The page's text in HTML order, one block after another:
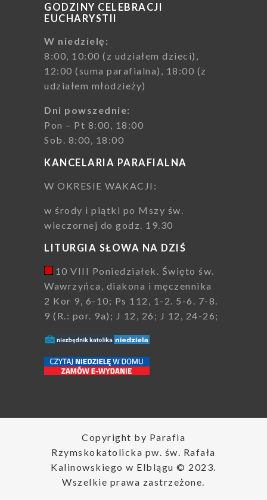
GODZINY CELEBRACJI
EUCHARYSTII
W niedzielę:
8:00, 10:00 (z udziałem dzieci),
12:00 (suma parafialna), 18:00 (z
udziałem młodzieży)
Dni powszednie:
Pon – Pt 8:00, 18:00
Sob. 8:00, 18:00
KANCELARIA PARAFIALNA
W OKRESIE WAKACJI:
w środy i piątki po Mszy św.
wieczornej do godz. 19.30
LITURGIA SŁOWA NA DZIŚ
10 VIII Poniedziałek. Święto św.
Wawrzyńca, diakona i męczennika
2 Kor 9, 6-10; Ps 112, 1-2. 5-6. 7-8.
9 (R.: por. 9a); J 12, 26; J 12, 24-26;
Copyright by Parafia
Rzymskokatolicka pw. św. Rafała
Kalinowskiego w Elblągu © 2023.
Wszelkie prawa zastrzeżone.